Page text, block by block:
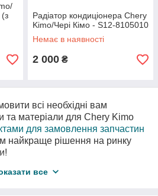
Радіатор кондиціонера Chery
Kimo/Чері Кімо - S12-8105010
Немає в наявності
2 000 ₴
всі необхідні вам
та матеріали для Chery Kimo
для замовлення запчастин
найкраще рішення на ринку
А1 за самими вигідними
все